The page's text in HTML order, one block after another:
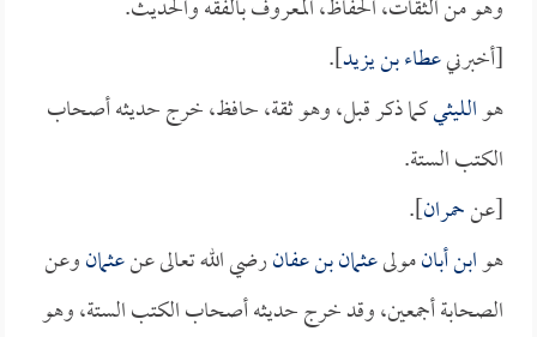
وهو من الثقات، الحفاظ، المعروف بالفقه والحديث.
[أخبرنيعطاء بن يزيد].
هوالليثيكما ذكر قبل، وهو ثقة، حافظ، خرج حديثه أصحاب
الكتب الستة.
[عنحمران].
هوابن أبانمولىعثمان بن عفانرضي الله تعالى عنعثمانوعن
الصحابة أجمعين، وقد خرج حديثه أصحاب الكتب الستة، وهو